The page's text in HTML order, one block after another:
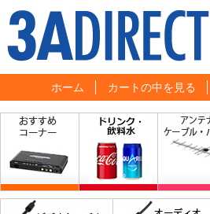
ホーム カートの中を見る